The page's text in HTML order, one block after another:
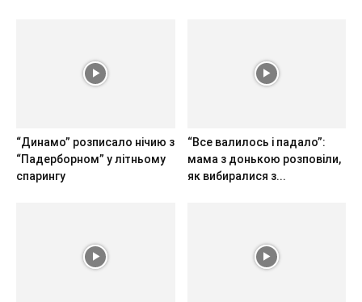
“Динамо” розписало нічию з
“Падерборном” у літньому
спарингу
“Все валилось і падало”:
мама з донькою розповіли,
як вибиралися з...